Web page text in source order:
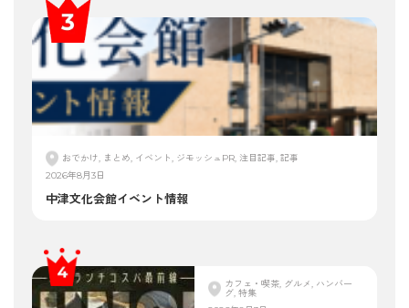
おでかけ, まとめ, イベント, ジモッシュPR, 注目記事, 記事
2026年8月3日
中津文化会館イベント情報
カフェ・喫茶, グルメ, ハンバー
グ, 特集